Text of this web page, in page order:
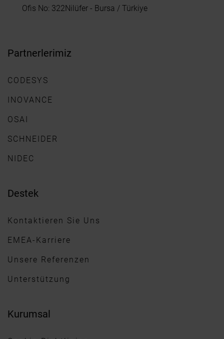
Ofis No: 322Nilüfer - Bursa / Türkiye
Partnerlerimiz
CODESYS
INOVANCE
OSAI
SCHNEIDER
NIDEC
Destek
Kontaktieren Sie Uns
EMEA-Karriere
Unsere Referenzen
Unterstützung
Kurumsal